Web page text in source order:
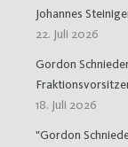
Johannes
22. Juli 2026
Gordon
18. Juli 2026
"Gordon